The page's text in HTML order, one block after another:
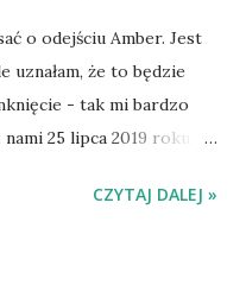
o odejściu Amber. Jest
uznałam, że to będzie
- tak mi bardzo
25 lipca 2019 roku.
zapoznawczą, a kilka
CZYTAJ DALEJ »